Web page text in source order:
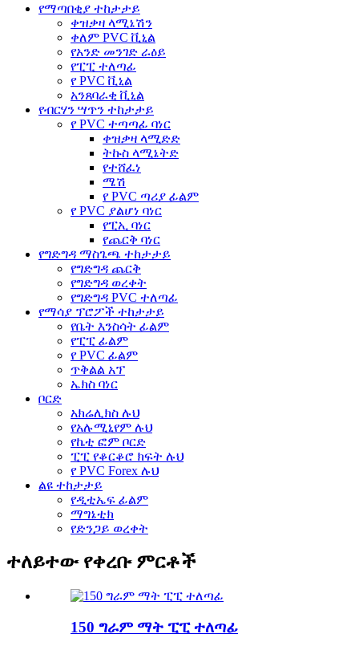
የማጣበቂያ ተከታታይ
ቀዝቃዛ ላሚኔሽን
ቀለም PVC ቪኒል
የአንድ መንገድ ራዕይ
የፒፒ ተለጣፊ
የ PVC ቪኒል
አንጸባራቂ ቪኒል
የብርሃን ሣጥን ተከታታይ
የ PVC ተጣጣፊ ባነር
ቀዝቃዛ ላሚድድ
ትኩስ ላሚኔትድ
የተሸፈነ
ሜሽ
የ PVC ጣሪያ ፊልም
የ PVC ያልሆነ ባነር
የፒኢ ባነር
የጨርቅ ባነር
የግድግዳ ማስጌጫ ተከታታይ
የግድግዳ ጨርቅ
የግድግዳ ወረቀት
የግድግዳ PVC ተለጣፊ
የማሳያ ፕሮፖች ተከታታይ
የቤት እንስሳት ፊልም
የፒፒ ፊልም
የ PVC ፊልም
ጥቅልል አፕ
ኤክስ ባነር
ቦርድ
አክሬሊክስ ሉህ
የአሉሚኒየም ሉህ
የኬቲ ፎም ቦርድ
ፒፒ የቆርቆሮ ክፍት ሉህ
የ PVC Forex ሉህ
ልዩ ተከታታይ
የዲቲኤፍ ፊልም
ማግኔቲክ
የድንጋይ ወረቀት
ተለይተው የቀረቡ ምርቶች
150 ግራም ማት ፒፒ ተለጣፊ